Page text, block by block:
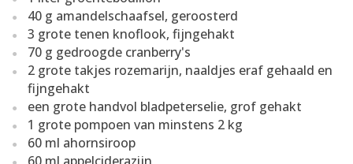
40 g amandelschaafsel, geroosterd
3 grote tenen knoflook, fijngehakt
70 g gedroogde cranberry's
2 grote takjes rozemarijn, naaldjes eraf gehaald en
fijngehakt
een grote handvol bladpeterselie, grof gehakt
1 grote pompoen van minstens 2 kg
60 ml ahornsiroop